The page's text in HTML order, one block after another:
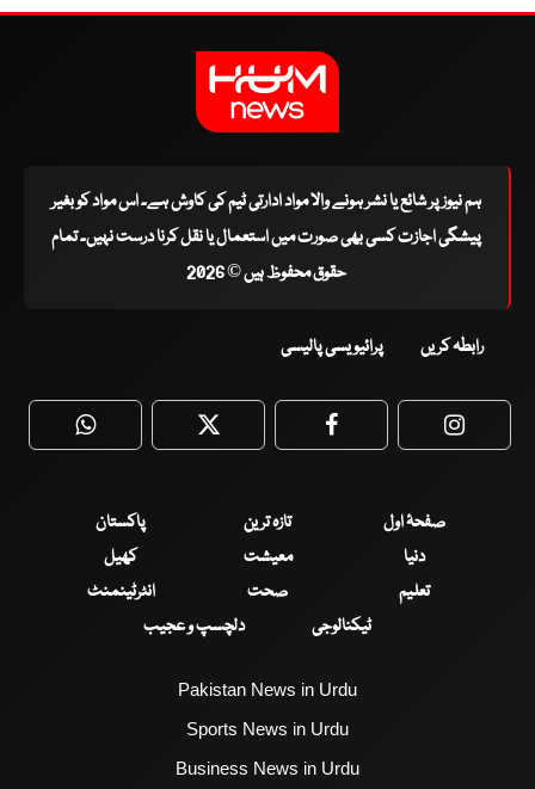
ہم نیوز پر شائع یا نشر ہونے والا مواد ادارتی ٹیم کی کاوش ہے۔ اس مواد کو بغیر
پیشگی اجازت کسی بھی صورت میں استعمال یا نقل کرنا درست نہیں۔ تمام
حقوق محفوظ ہیں © 2026
رابطہ کریں پرائیویسی پالیسی
WhatsApp Twitter Facebook
صفحۂ اول تازہ ترین
پاکستان
دنیا
معیشت
کھیل
تعلیم
صحت
انٹرٹینمنٹ
ٹیکنالوجی
دلچسپ و عجیب
Pakistan News in Urdu
Sports News in Urdu
Business News in Urdu